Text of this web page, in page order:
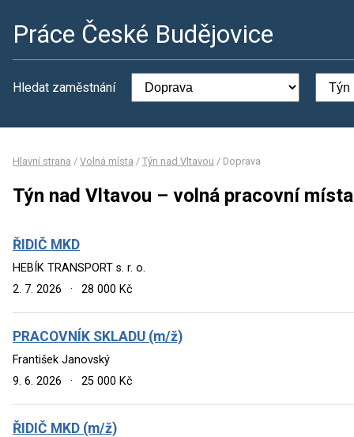
Práce České Budějovice
Hledat zaměstnání
Hlavní strana / Volná místa / Týn nad Vltavou / Doprava
Týn nad Vltavou – volná pracovní
ŘIDIČ MKD
HEBÍK TRANSPORT s. r. o.
2. 7. 2026
· 28 000 Kč
PRACOVNÍK SKLADU (m/ž)
František Janovský
9. 6. 2026
· 25 000 Kč
ŘIDIČ MKD (m/ž)